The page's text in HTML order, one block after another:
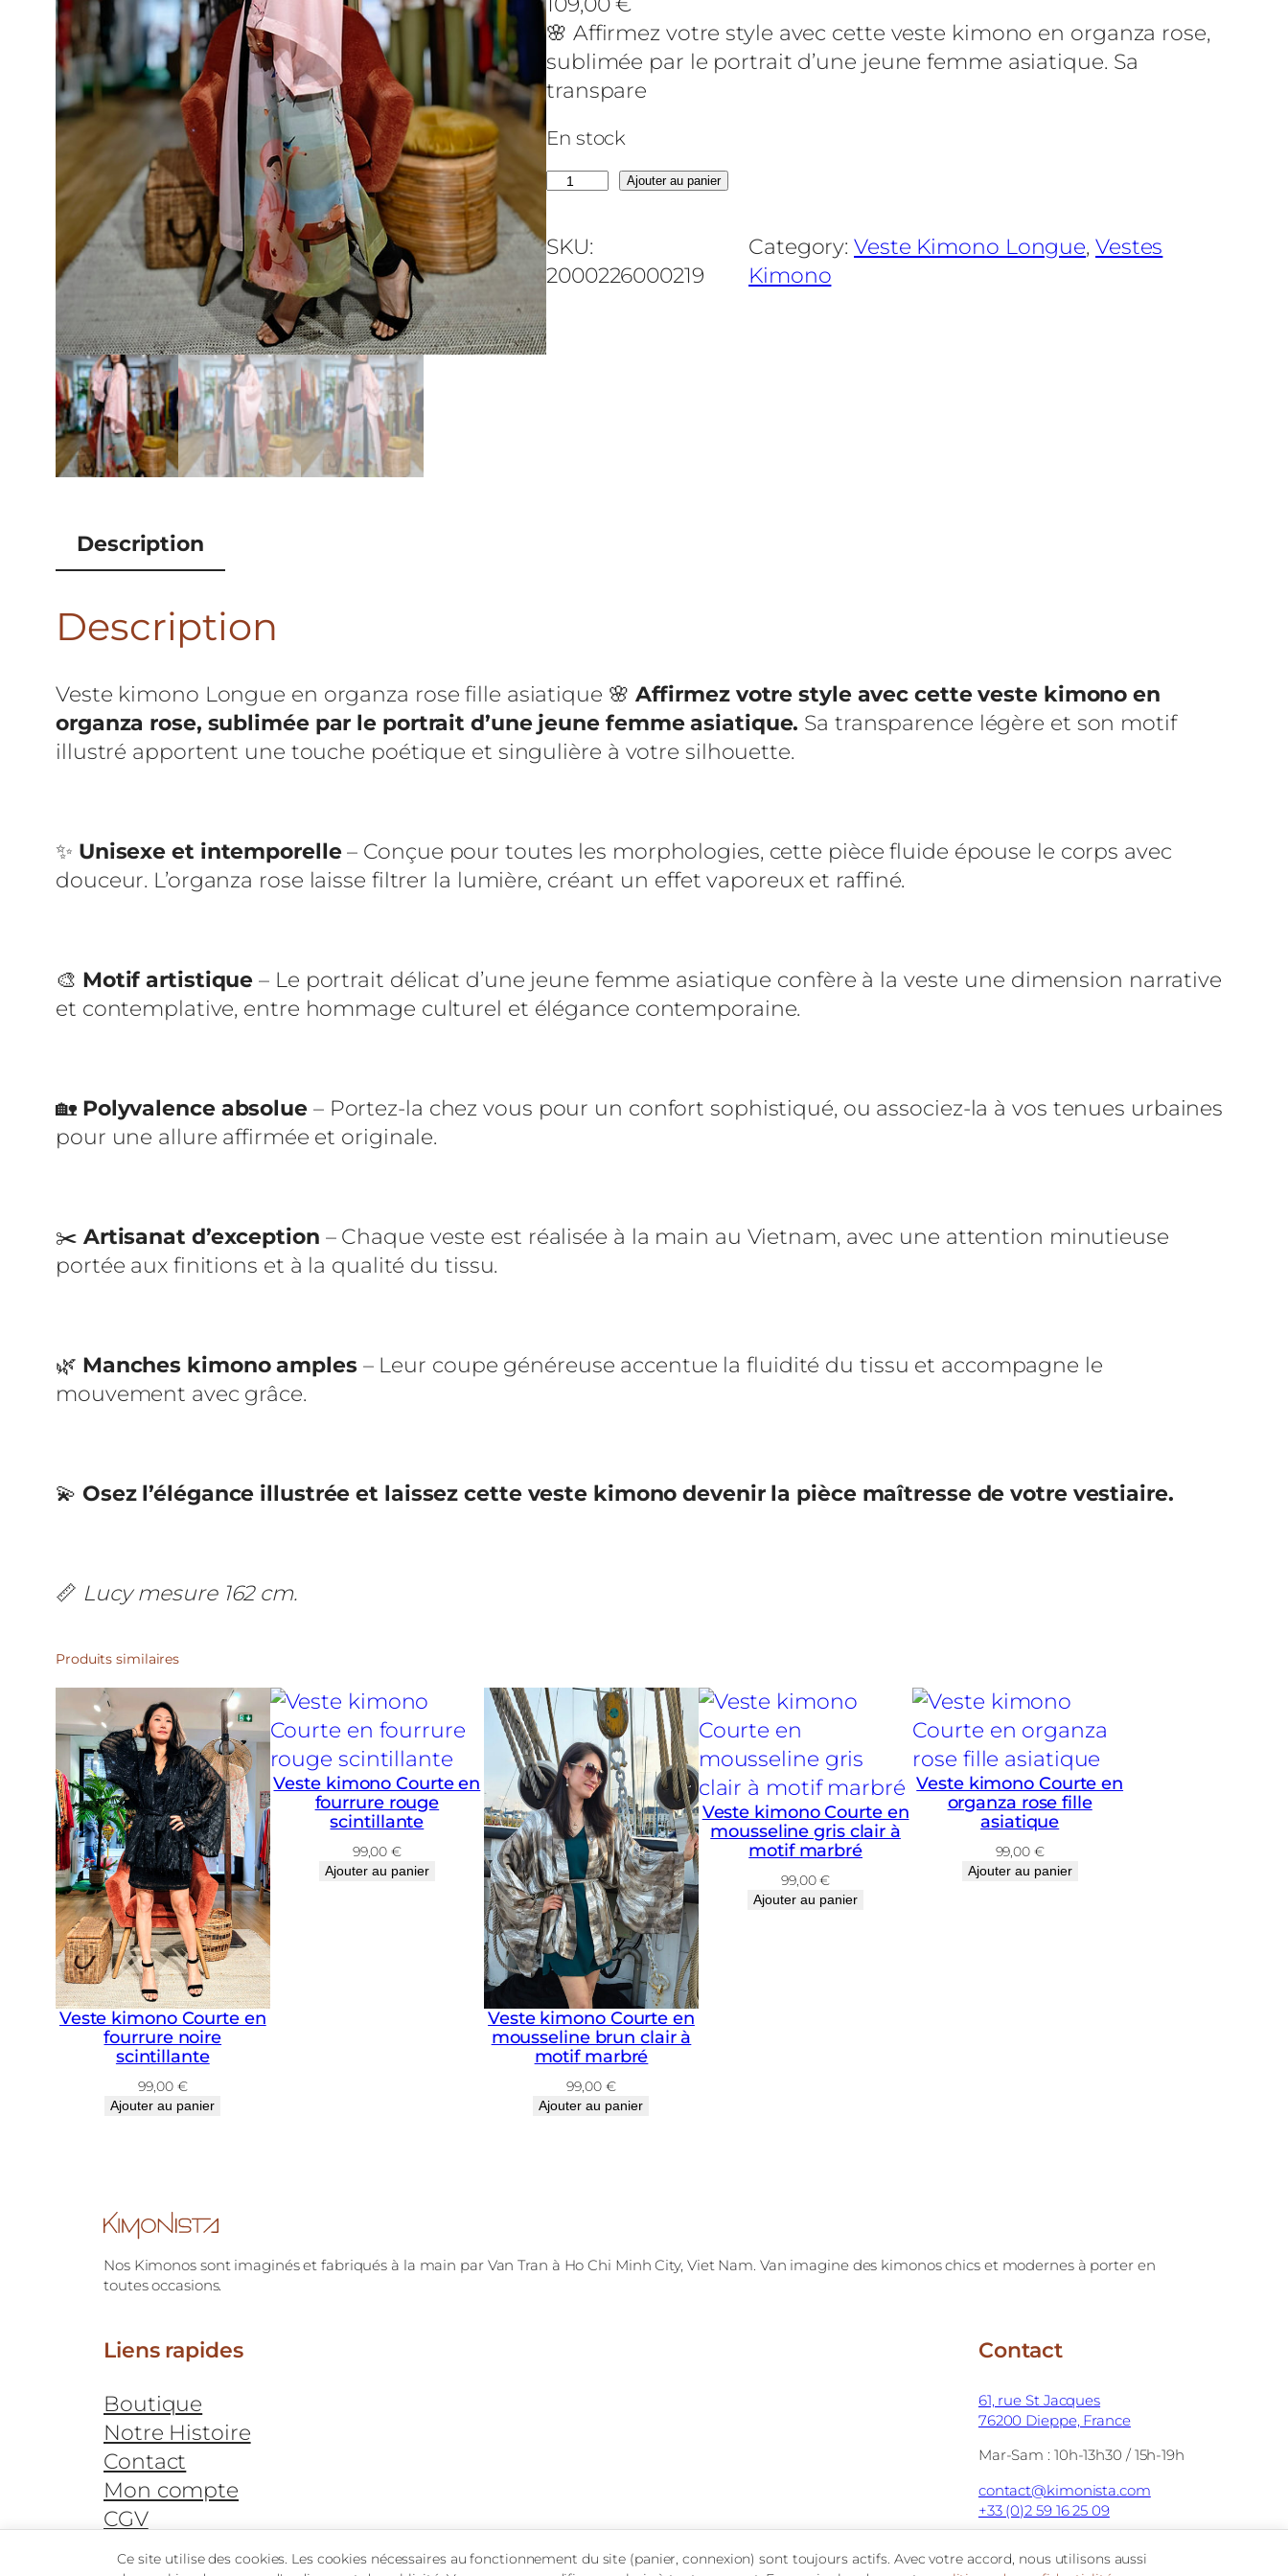
🌸 Affirmez votre style avec cette veste kimono en organza rose,
sublimée par le portrait d’une jeune femme asiatique. Sa
transpare
En stock
q
a
n
i
t
o
n
o
n
g
n
o
a
o
i
s
e
Ajouter au panier
SKU:
2000226000219
Category:Veste Kimono Longue, Vestes
Kimono
Description
Description
Veste kimono Longue en organza rose fille asiatique 🌸 Affirmez votre style avec cette veste kimono en
organza rose, sublimée par le portrait d’une jeune femme asiatique. Sa transparence légère et son motif
illustré apportent une touche poétique et singulière à votre silhouette.
✨ Unisexe et intemporelle– Conçue pour toutes les morphologies, cette pièce fluide épouse le corps avec
douceur. L’organza rose laisse filtrer la lumière, créant un effet vaporeux et raffiné.
🎨 Motif artistique – Le portrait délicat d’une jeune femme asiatique confère à la veste une dimension narrative
et contemplative, entre hommage culturel et élégance contemporaine.
🏡 Polyvalence absolue– Portez-la chez vous pour un confort sophistiqué, ou associez-la à vos tenues urbaines
pour une allure affirmée et originale.
✂️ Artisanat d’exception – Chaque veste est réalisée à la main au Vietnam, avec une attention minutieuse
portée aux finitions et à la qualité du tissu.
🌿 Manches kimono amples– Leur coupe généreuse accentue la fluidité du tissu et accompagne le
mouvement avec grâce.
💫 Osez l’élégance illustrée et laissez cette veste kimono devenir la pièce maîtresse de votre vestiaire.
📏 Lucy mesure 162 cm.
Produits similaires
Veste kimono Courte en
fourrure noire
scintillante
99,00 €
Ajouter au panier
Veste kimono Courte en
fourrure rouge
scintillante
99,00€
Ajouter au panier
Veste kimono Courte en
mousseline brun clair à
motif marbré
99,00 €
Ajouter au panier
Veste kimono Courte en
mousseline gris clair à
motif marbré
99,00€
Ajouter au panier
Veste kimono Courte en
organza rose fille
asiatique
99,00 €
Ajouter au panier
Nos Kimonos sont imaginés et fabriqués à la main par Van Tran à Ho Chi Minh City, Viet Nam. Van imagine des kimonos chics et modernes à porter en
toutes occasions.
Liens rapides
Boutique
Notre Histoire
Contact
Mon compte
CGV
Envois & Retours
Contact
61, rue St Jacques
76200 Dieppe, France
Mar-Sam : 10h-13h30 / 15h-19h
contact@kimonista.com
+33 (0)2 59 16 25 09
Ce site utilise des cookies. Les cookies nécessaires au fonctionnement du site (panier, connexion) sont toujours actifs. Avec votre accord, nous utilisons aussi